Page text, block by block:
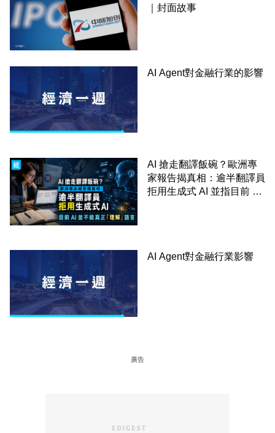
｜封面故事
AI Agent對金融行業的影響
AI 搶走翻譯飯碗？歐洲專
家報告揭真相：逾半翻譯員
拒用生成式 AI 並指目前 AI
AI Agent對金融行業影響
廣告